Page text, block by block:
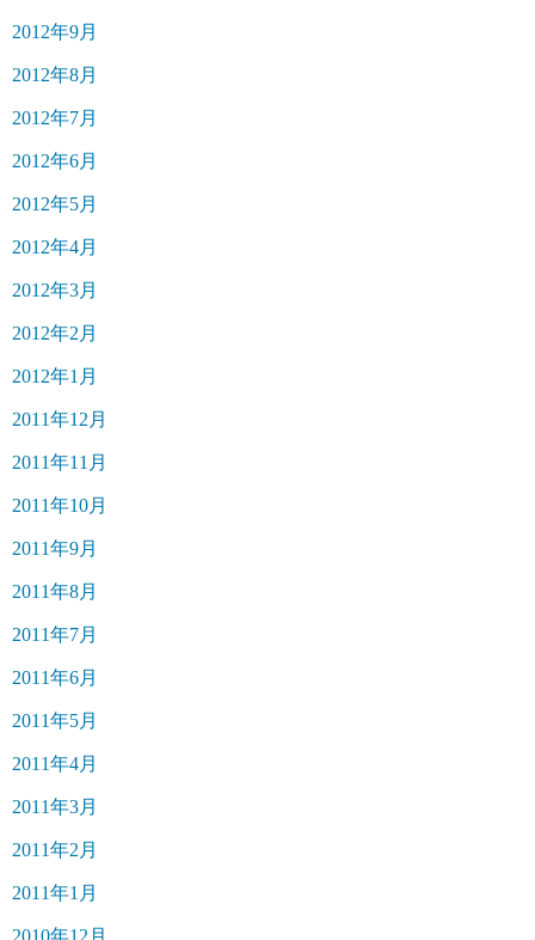
2012年9月
2012年8月
2012年7月
2012年6月
2012年5月
2012年4月
2012年3月
2012年2月
2012年1月
2011年12月
2011年11月
2011年10月
2011年9月
2011年8月
2011年7月
2011年6月
2011年5月
2011年4月
2011年3月
2011年2月
2011年1月
2010年12月